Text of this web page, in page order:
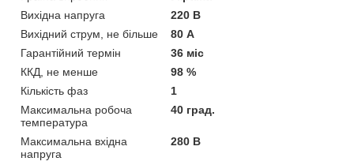
Вихідна напруга
220 В
Вихідний струм, не більше
80 А
Гарантійний термін
36 міс
ККД, не менше
98 %
Кількість фаз
1
Максимальна робоча
температура
40 град.
Максимальна вхідна
напруга
280 В